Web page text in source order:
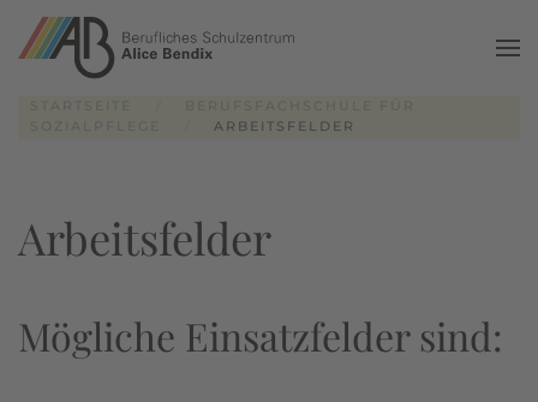
Zum Hauptinhalt springen
ARBEITSFELDER
Arbeitsfelder
Mögliche Einsatzfelder sind: